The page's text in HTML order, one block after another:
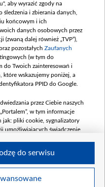
październik 350
PLN
2025
mln)
PLN
2026 (wpłata
180 mln, 8
PLN
aby wyrazić zgody na
i zbierania danych,
końcowym i ich
danych osobowych przez
dalej również „TVP”),
pozostałych Zaufanych
(w tym do
do Twoich zainteresowań i
które wskazujemy poniżej, a
PPID do Google.
przez Ciebie naszych
w tym informacje
jak: pliki cookie, sygnalizatory
umożliwiających świadczenie
przez Ciebie
do serwisu